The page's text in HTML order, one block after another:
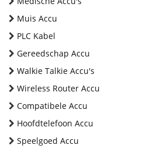
Muis Accu
PLC Kabel
Gereedschap Accu
Walkie Talkie Accu's
Wireless Router Accu
Compatibele Accu
Hoofdtelefoon Accu
Speelgoed Accu